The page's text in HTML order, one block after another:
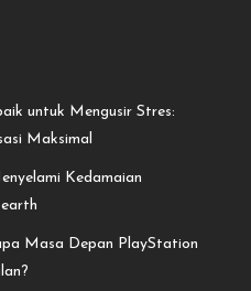
untuk Mengusir Stres:
Maksimal
Kedamaian
Masa Depan PlayStation